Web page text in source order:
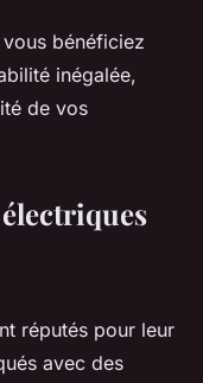
bénéficiez
inégalée,
de vos
réputés pour leur
avec des